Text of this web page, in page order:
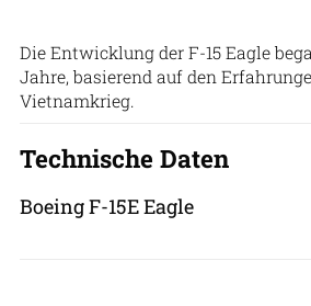
Die Entwicklung der F-15 Eagle
Jahre, basierend auf den
Vietnamkrieg.
Technische Daten
Boeing F-15E Eagle